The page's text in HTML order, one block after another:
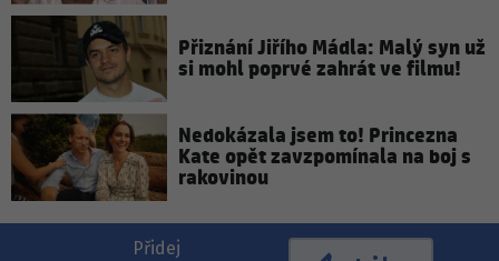
Přiznání Jiřího Mádla: Malý syn už
si mohl poprvé zahrát ve filmu!
Nedokázala jsem to! Princezna
Kate opět zavzpomínala na boj s
rakovinou
Přidej